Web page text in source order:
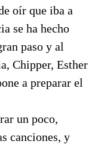
oír que iba a
se ha hecho
paso y al
Chipper, Esther
a preparar el
un poco,
canciones, y